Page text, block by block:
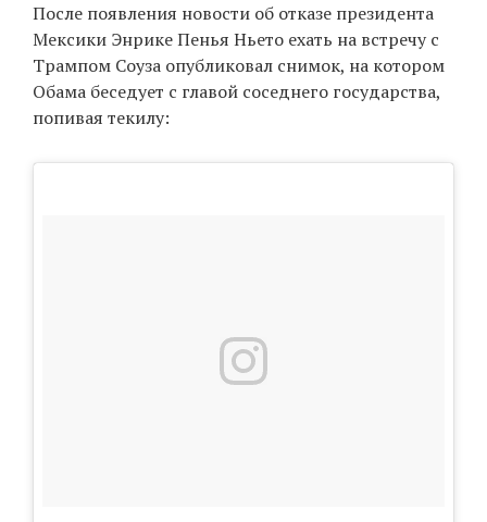
После появления новости об отказе президента
Мексики Энрике Пенья Ньето ехать на встречу с
Трампом Соуза опубликовал снимок, на котором
Обама беседует с главой соседнего государства,
попивая текилу: